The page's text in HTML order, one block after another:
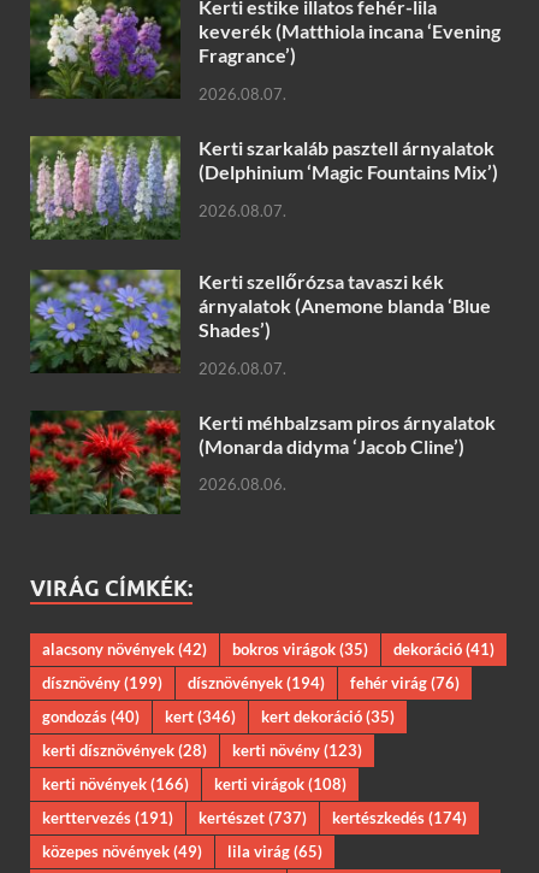
Kerti estike illatos fehér-lila
keverék (Matthiola incana ‘Evening
Fragrance’)
2026.08.07.
Kerti szarkaláb pasztell árnyalatok
(Delphinium ‘Magic Fountains Mix’)
2026.08.07.
Kerti szellőrózsa tavaszi kék
árnyalatok (Anemone blanda ‘Blue
Shades’)
2026.08.07.
Kerti méhbalzsam piros árnyalatok
(Monarda didyma ‘Jacob Cline’)
2026.08.06.
VIRÁG CÍMKÉK:
alacsony növények(42) bokros virágok(35) dekoráció(41)
dísznövény(199) dísznövények(194) fehér virág(76)
gondozás(40) kert(346) kert dekoráció(35)
kerti dísznövények(28) kerti növény(123)
kerti növények(166) kerti virágok(108)
kerttervezés(191) kertészet(737) kertészkedés(174)
közepes növények(49) lila virág(65)